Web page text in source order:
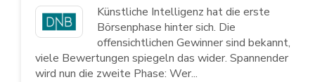
Künstliche Intelligenz hat die erste
Börsenphase hinter sich. Die
offensichtlichen Gewinner sind bekannt,
viele Bewertungen spiegeln das wider. Spannender
wird nun die zweite Phase: Wer...